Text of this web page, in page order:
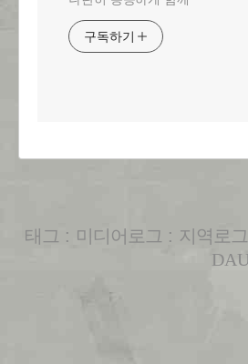
구독하기
태그 : 미디어로그 : 지역로그